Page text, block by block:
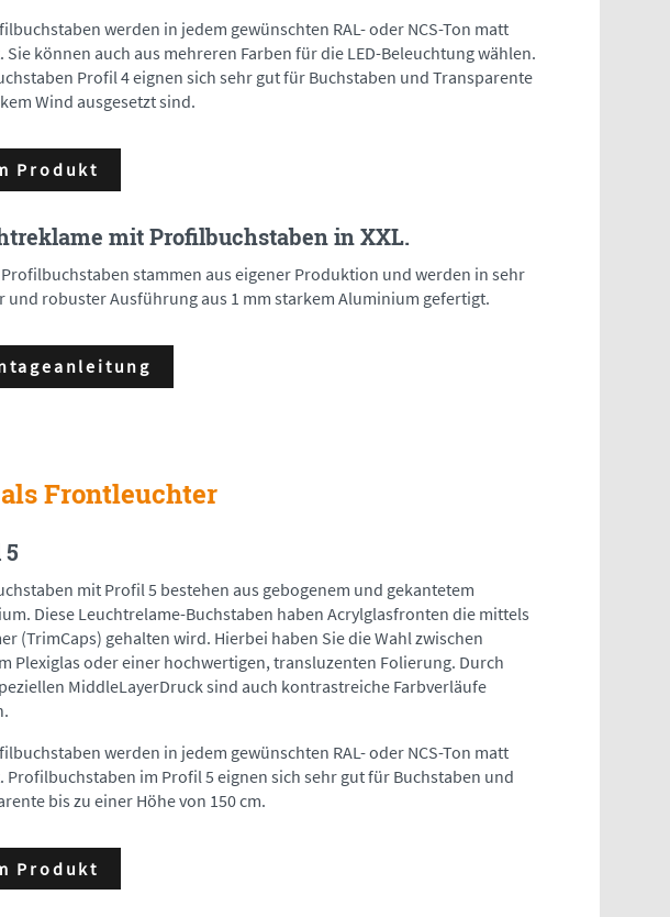
werden in jedem gewünschten RAL- oder NCS-Ton matt
Sie können auch aus mehreren Farben für die LED-Beleuchtung wählen.
Profil 4 eignen sich sehr gut für Buchstaben und Transparente
Wind ausgesetzt sind.
Produkt
mit Profilbuchstaben in XXL.
stammen aus eigener Produktion und werden in sehr
und robuster Ausführung aus 1 mm starkem Aluminium gefertigt.
Frontleuchter
mit Profil 5 bestehen aus gebogenem und gekantetem
Diese Leuchtrelame-Buchstaben haben Acrylglasfronten die mittels
(TrimCaps) gehalten wird. Hierbei haben Sie die Wahl zwischen
Plexiglas oder einer hochwertigen, transluzenten Folierung. Durch
MiddleLayerDruck sind auch kontrastreiche Farbverläufe
werden in jedem gewünschten RAL- oder NCS-Ton matt
Profilbuchstaben im Profil 5 eignen sich sehr gut für Buchstaben und
bis zu einer Höhe von 150 cm.
Produkt